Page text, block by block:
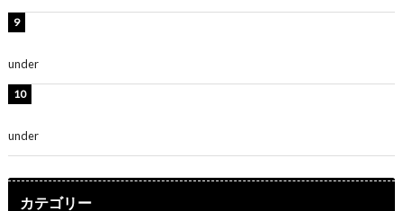
under
under
カテゴリー